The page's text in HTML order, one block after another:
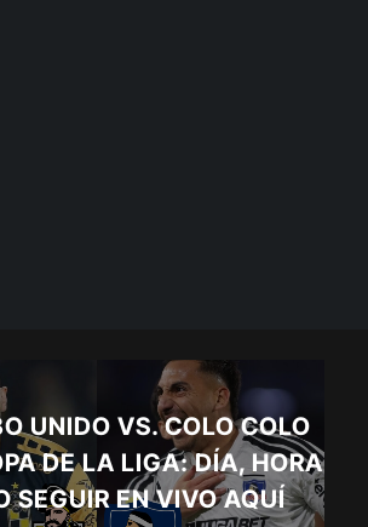
UNIDO VS. COLO COLO
DE LA LIGA: DÍA, HORA
SEGUIR EN VIVO AQUÍ